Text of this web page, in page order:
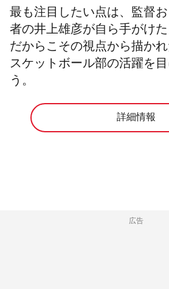
最も注目したい点は、監督
者の井上雄彦が自ら手がけ
だからこその視点から描か
スケットボール部の活躍を
う。
詳細情報
広告